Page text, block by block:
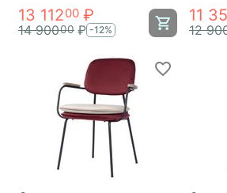
13 11200 ₽
14 90000 ₽ -12%
11
12